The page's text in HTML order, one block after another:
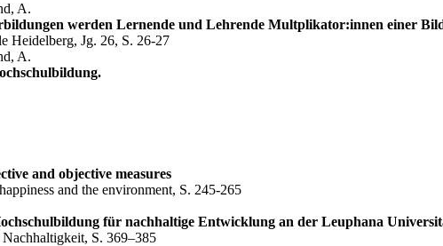
A.
werden Lernende und Lehrende Multplikator:innen einer
Heidelberg, Jg. 26, S. 26-27
A.
and objective measures
and the environment, S. 245-265
für nachhaltige Entwicklung an der Leuphana
S. 369–385